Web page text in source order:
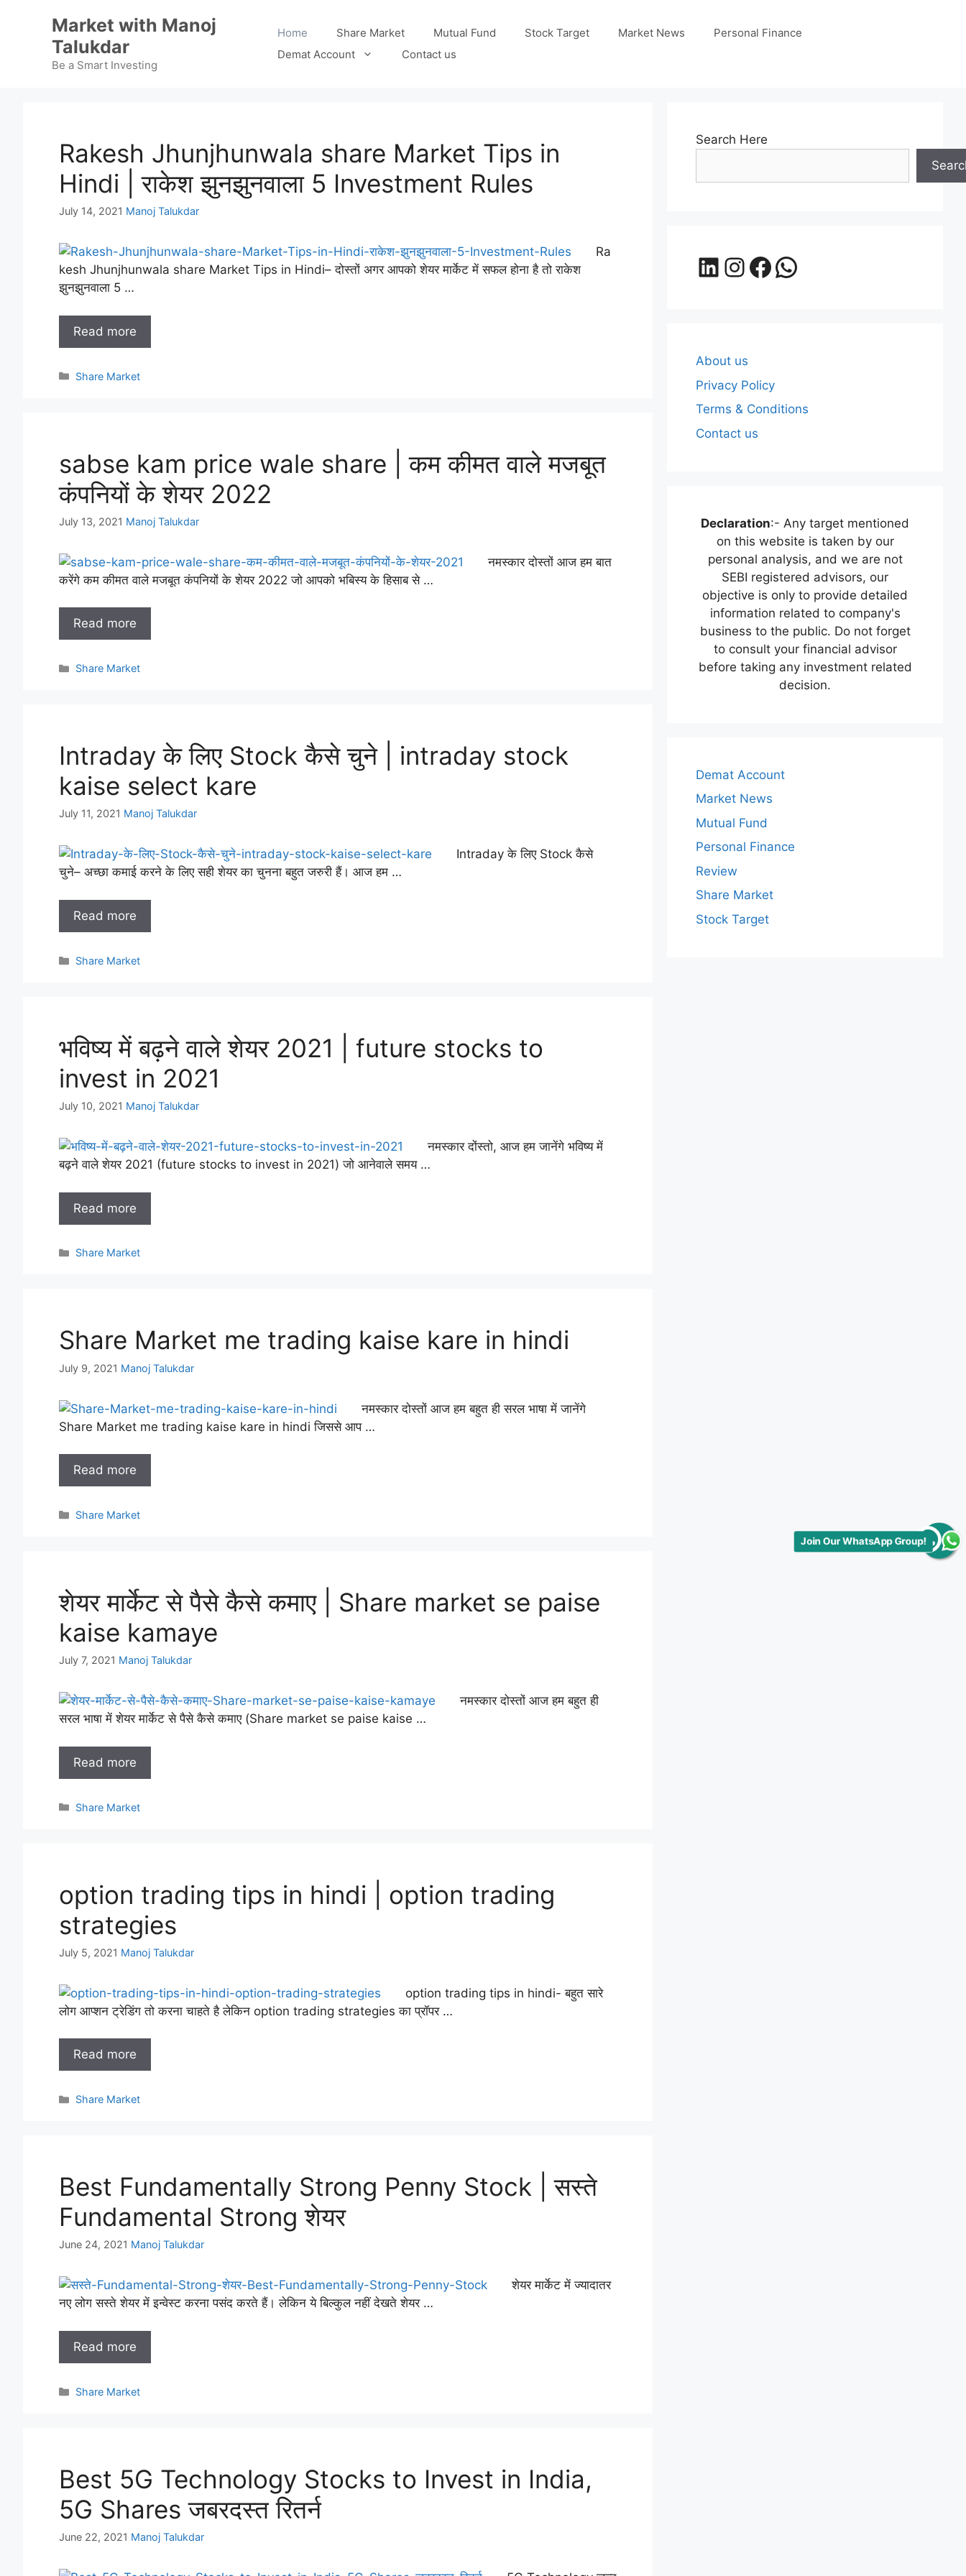
Market with Manoj
Talukdar
Be a Smart Investing
Home Share Market Mutual Fund Stock Target Market News
Personal Finance
Demat Account
Contact us
Rakesh Jhunjhunwala share Market Tips in
Hindi | राकेश झुनझुनवाला 5 Investment Rules
July 14, 2021 Manoj Talukdar
Ra
kesh Jhunjhunwala share Market Tips in Hindi– दोस्तों अगर आपको शेयर मार्केट में सफल होना है तो राकेश
झुनझुनवाला 5 …
Read more
Categories
Share Market
sabse kam price wale share | कम कीमत वाले मजबूत
कंपनियों के शेयर 2022
July 13, 2021 Manoj Talukdar
नमस्कार दोस्तों आज हम बात
करेंगे कम कीमत वाले मजबूत कंपनियों के शेयर 2022 जो आपको भबिस्य के हिसाब से …
Read more
Categories
Share Market
Intraday के लिए Stock कैसे चुने | intraday stock
kaise select kare
July 11, 2021 Manoj Talukdar
Intraday के लिए Stock कैसे
चुने– अच्छा कमाई करने के लिए सही शेयर का चुनना बहुत जरुरी हैं। आज हम …
Read more
Categories
Share Market
भविष्य में बढ़ने वाले शेयर 2021 | future stocks to
invest in 2021
July 10, 2021 Manoj Talukdar
नमस्कार दोंस्तो, आज हम जानेंगे भविष्य में
बढ़ने वाले शेयर 2021 (future stocks to invest in 2021) जो आनेवाले समय …
Read more
Categories
Share Market
Share Market me trading kaise kare in hindi
July 9, 2021 Manoj Talukdar
नमस्कार दोस्तों आज हम बहुत ही सरल भाषा में जानेंगे
Share Market me trading kaise kare in hindi जिससे आप …
Read more
Categories
Share Market
शेयर मार्केट से पैसे कैसे कमाए | Share market se paise
kaise kamaye
July 7, 2021 Manoj Talukdar
नमस्कार दोस्तों आज हम बहुत ही
सरल भाषा में शेयर मार्केट से पैसे कैसे कमाए (Share market se paise kaise …
Read more
Categories
Share Market
option trading tips in hindi | option trading
strategies
July 5, 2021 Manoj Talukdar
option trading tips in hindi- बहुत सारे
लोग आप्शन ट्रेडिंग तो करना चाहते है लेकिन option trading strategies का प्रॉपर …
Read more
Categories
Share Market
Best Fundamentally Strong Penny Stock | सस्ते
Fundamental Strong शेयर
June 24, 2021 Manoj Talukdar
शेयर मार्केट में ज्यादातर
नए लोग सस्ते शेयर में इन्वेस्ट करना पसंद करते हैं। लेकिन ये बिल्कुल नहीं देखते शेयर …
Read more
Categories
Share Market
Best 5G Technology Stocks to Invest in India,
5G Shares जबरदस्त रितर्न
June 22, 2021 Manoj Talukdar
Search Here
LinkedIn
Instagram
Facebook
WhatsApp
About us
Privacy Policy
Terms & Conditions
Contact us
Declaration:- Any target mentioned
on this website is taken by our
personal analysis, and we are not
SEBI registered advisors, our
objective is only to provide detailed
information related to company's
business to the public. Do not forget
to consult your financial advisor
before taking any investment related
decision.
Demat Account
Market News
Mutual Fund
Personal Finance
Review
Share Market
Stock Target